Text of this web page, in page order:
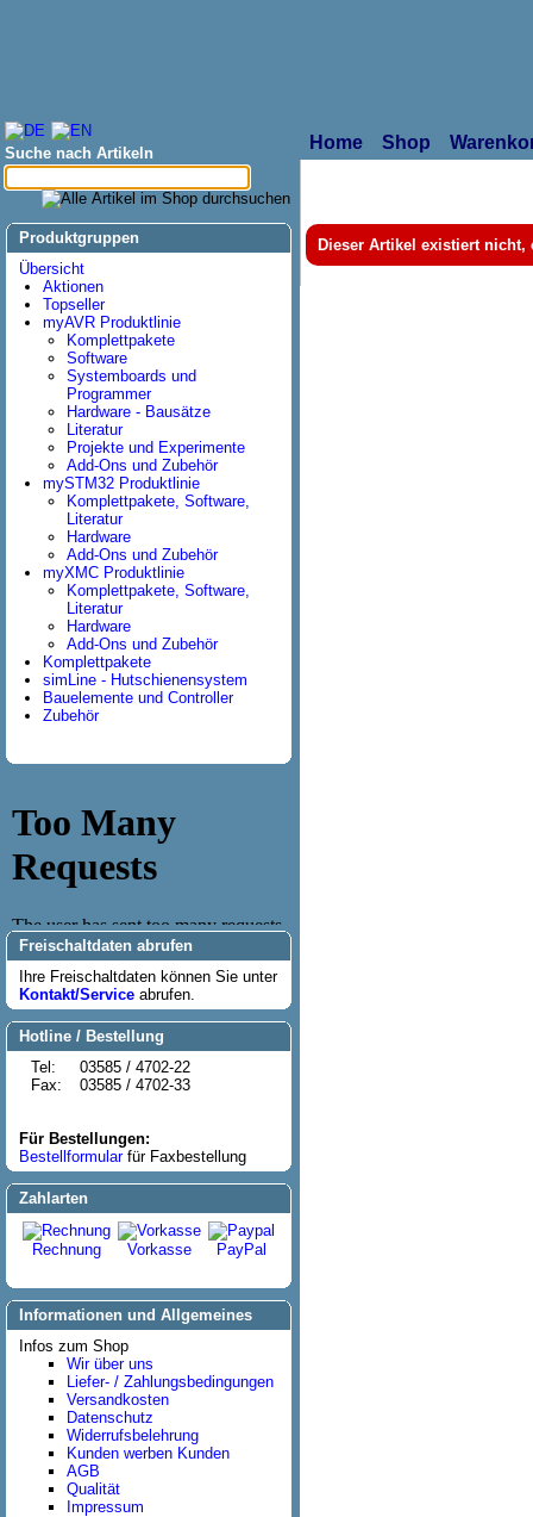
Suche nach Artikeln
Produktgruppen
Übersicht
Aktionen
Topseller
myAVR Produktlinie
Komplettpakete
Software
Systemboards und
Programmer
Hardware - Bausätze
Literatur
Projekte und Experimente
Add-Ons und Zubehör
mySTM32 Produktlinie
Komplettpakete, Software,
Literatur
Hardware
Add-Ons und Zubehör
myXMC Produktlinie
Komplettpakete, Software,
Literatur
Hardware
Add-Ons und Zubehör
Komplettpakete
simLine - Hutschienensystem
Bauelemente und Controller
Zubehör
Freischaltdaten abrufen
Ihre Freischaltdaten können Sie unter
Kontakt/Service abrufen.
Hotline / Bestellung
Tel:
Fax:
03585 / 4702-22
03585 / 4702-33
Für Bestellungen:
Bestellformularfür Faxbestellung
Zahlarten
Rechnung Vorkasse PayPal
Informationen und Allgemeines
Infos zum Shop
Wir über uns
Liefer- / Zahlungsbedingungen
Versandkosten
Datenschutz
Widerrufsbelehrung
Kunden werben Kunden
AGB
Qualität
Impressum
Home Shop
Dieser Artikel existiert